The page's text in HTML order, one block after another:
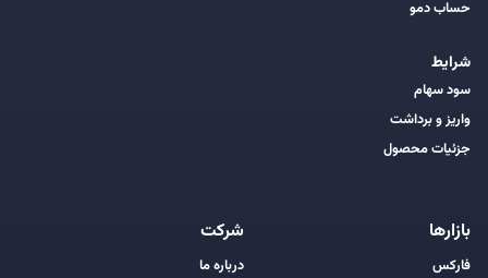
حساب دمو
شرایط
سود سهام
واریز و برداشت
جزئیات محصول
بازارها
فارکس
شرکت
درباره ما